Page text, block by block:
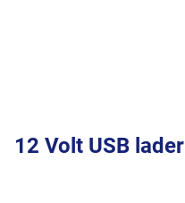
12 Volt USB lader